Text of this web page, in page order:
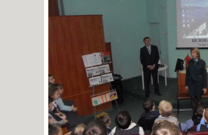
23:42:00
Сведения о проведении
0
02.11.14
23:41:00
Выбрали нового председателя